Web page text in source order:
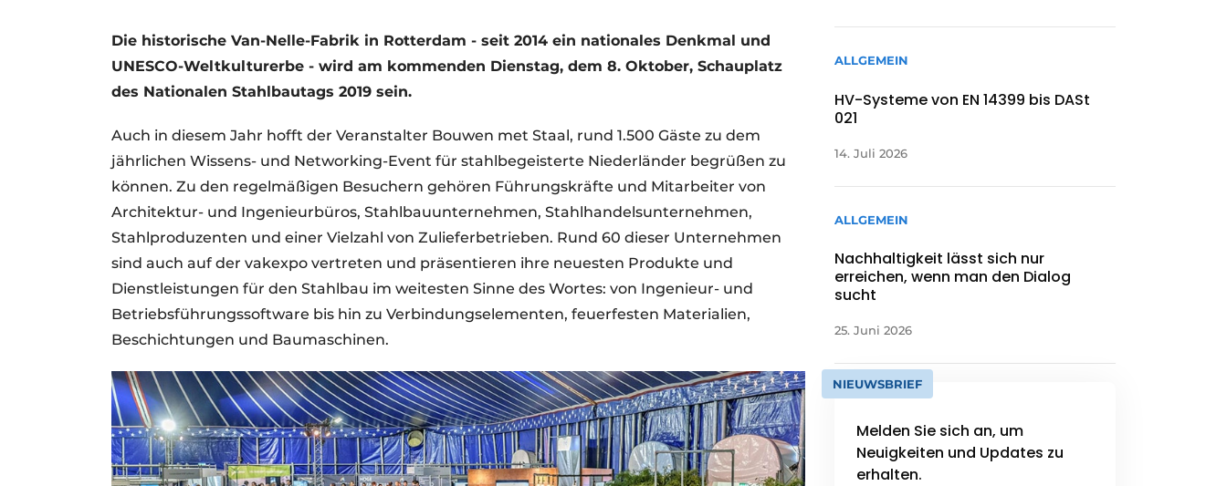
Videos
Die historische Van-Nelle-Fabrik in Rotterdam - seit 2014 ein nationales Denkmal und
UNESCO-Weltkulturerbe - wird am kommenden Dienstag, dem 8. Oktober, Schauplatz
des Nationalen Stahlbautags 2019 sein.
Auch in diesem Jahr hofft der Veranstalter Bouwen met Staal, rund 1.500 Gäste zu dem
jährlichen Wissens- und Networking-Event für stahlbegeisterte Niederländer begrüßen zu
können. Zu den regelmäßigen Besuchern gehören Führungskräfte und Mitarbeiter von
Architektur- und Ingenieurbüros, Stahlbauunternehmen, Stahlhandelsunternehmen,
Stahlproduzenten und einer Vielzahl von Zulieferbetrieben. Rund 60 dieser Unternehmen
sind auch auf der vakexpo vertreten und präsentieren ihre neuesten Produkte und
Dienstleistungen für den Stahlbau im weitesten Sinne des Wortes: von Ingenieur- und
Betriebsführungssoftware bis hin zu Verbindungselementen, feuerfesten Materialien,
Beschichtungen und Baumaschinen.
ALLGEMEIN
HV-Systeme von EN 14399 bis DASt
021
14. Juli 2026
ALLGEMEIN
Nachhaltigkeit lässt sich nur
erreichen, wenn man den Dialog
sucht
25. Juni 2026
NIEUWSBRIEF
Melden Sie sich an, um
Neuigkeiten und Updates zu
erhalten.